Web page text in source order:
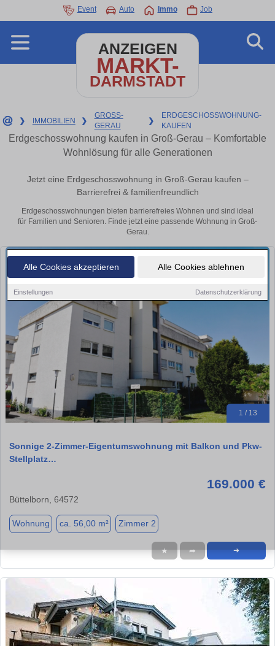
Alle Cookies akzeptieren Alle Cookies ablehnen
Einstellungen Datenschutzerklärung
Event Auto Immo Job
ANZEIGEN
MARKT-
DARMSTADT
❯ IMMOBILIEN ❯
GROSS-
GERAU
❯
ERDGESCHOSSWOHNUNG-
KAUFEN
Erdgeschosswohnung kaufen in Groß-Gerau – Komfortable
Wohnlösung für alle Generationen
Jetzt eine Erdgeschosswohnung in Groß-Gerau kaufen –
Barrierefrei & familienfreundlich
Erdgeschosswohnungen bieten barrierefreies Wohnen und sind ideal
für Familien und Senioren. Finde jetzt eine passende Wohnung in Groß-
Gerau.
1 / 13
Sonnige 2-Zimmer-Eigentumswohnung mit Balkon und Pkw-
Stellplatz…
169.000 €
Büttelborn, 64572
Wohnung ca. 56,00 m² Zimmer 2
★ ➦ ➜